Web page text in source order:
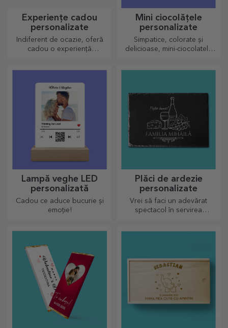
Experiențe cadou
personalizate
Indiferent de ocazie, oferă
cadou o experiență
Mini ciocolățele
personalizate
Simpatice, colorate și
delicioase, mini-ciocolatele
Lampă veghe LED
personalizată
Cadou ce aduce bucurie și
emoție!
Plăci de ardezie
personalizate
Vrei să faci un adevărat
spectacol în servirea